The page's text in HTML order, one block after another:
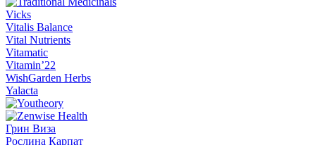
Vicks
Vitalis Balance
Vital Nutrients
Vitamatic
Vitamin’22
WishGarden Herbs
Yalacta
Грин Виза
Рослина Карпат